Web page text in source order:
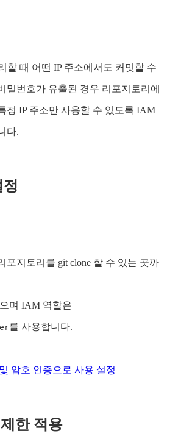
할 때 어떤 IP 주소에서도 커밋할 수
밀번호가 유출된 경우 리포지토리에
정 IP 주소만 사용할 수 있도록 IAM
다.
정
포지토리를 git clone 할 수 있는 곳까
며 IAM 역할은
를 사용합니다.
암호 인증으로 사용 설정
한 적용